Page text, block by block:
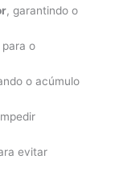
, garantindo o
para o
o acúmulo
evitar